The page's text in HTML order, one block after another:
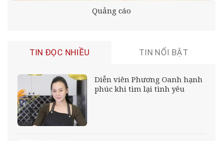
Quảng cáo
TIN ĐỌC NHIỀU TIN NỔI BẬT
Diễn viên Phương Oanh hạnh
phúc khi tìm lại tình yêu